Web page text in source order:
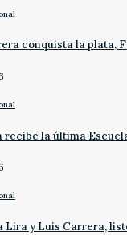
conquista la plata,
recibe la última
Lira y Luis Carrera,